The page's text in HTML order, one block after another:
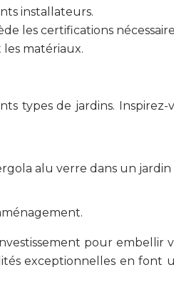
installateurs.
les certifications
matériaux.
types de jardins.
pour
exceptionnelles en